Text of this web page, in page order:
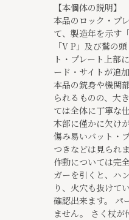
【本個体の説明】
本品のロック・プ
て、製造年を示す
「V P」及び鷲の
ト・プレート上部
ード・サイトが追
本品の銃身や機関
られるものの、大
ては全体に丁寧な
木部に僅かに欠け
傷み易いバット・
つきなどは見られ
作動については完
ガーを引くと、ハ
り、火穴も抜けて
確認出来ます。 パ
ません。 さく杖が